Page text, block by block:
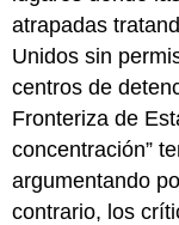
atrapadas
Unidos sin
centros de
Fronteriza de
concentración”
argumentando
contrario, los